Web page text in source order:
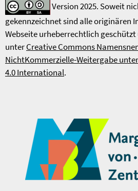
Version 2025. Soweit
gekennzeichnet sind alle originären
Webseite urheberrechtlich
unterCreative Commons
NichtKommerzielle-Weitergabe
4.0 International.